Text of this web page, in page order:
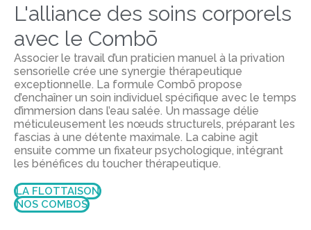
L'alliance des soins corporels
avec le Combō
Associer le travail d’un praticien manuel à la privation
sensorielle crée une synergie thérapeutique
exceptionnelle. La formule Combō propose
d’enchaîner un soin individuel spécifique avec le temps
d’immersion dans l’eau salée. Un massage délie
méticuleusement les nœuds structurels, préparant les
fascias à une détente maximale. La cabine agit
ensuite comme un fixateur psychologique, intégrant
les bénéfices du toucher thérapeutique.
LA FLOTTAISON
NOS COMBOS